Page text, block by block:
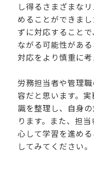
し得るさまざまな
めることができま
ずに対応すること
ながる可能性があ
対応をより慎重に考
労務担当者や管理
容だと思います。
識を整理し、自身
ります。また、担
心して学習を進め
してみてください。